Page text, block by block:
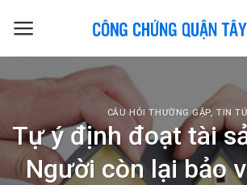
CÂU HỎI THƯỜNG GẶP,TIN
Tự ý định đoạt tài
Người còn lại bảo